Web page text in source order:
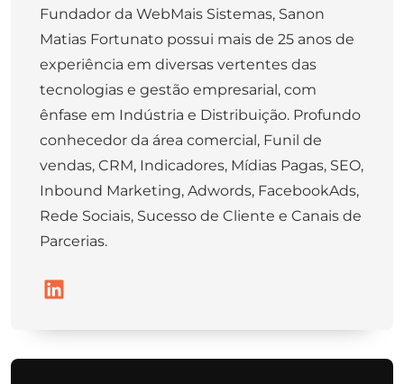
Fundador da WebMais Sistemas, Sanon
Matias Fortunato possui mais de 25 anos de
experiência em diversas vertentes das
tecnologias e gestão empresarial, com
ênfase em Indústria e Distribuição. Profundo
conhecedor da área comercial, Funil de
vendas, CRM, Indicadores, Mídias Pagas, SEO,
Inbound Marketing, Adwords, FacebookAds,
Rede Sociais, Sucesso de Cliente e Canais de
Parcerias.